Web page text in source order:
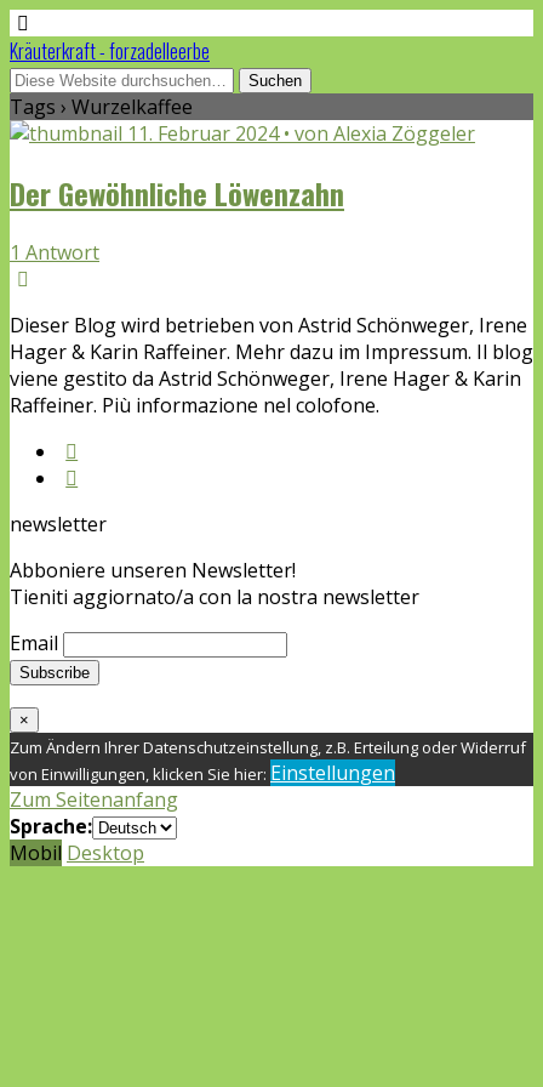
Kräuterkraft - forzadelleerbe
Tags › Wurzelkaffee
11. Februar 2024 • von Alexia Zöggeler
Der Gewöhnliche Löwenzahn
1 Antwort
Dieser Blog wird betrieben von Astrid Schönweger, Irene
Hager & Karin Raffeiner. Mehr dazu im Impressum. Il blog
viene gestito da Astrid Schönweger, Irene Hager & Karin
Raffeiner. Più informazione nel colofone.
newsletter
Abboniere unseren Newsletter!
Tieniti aggiornato/a con la nostra newsletter
Email
×
Zum Ändern Ihrer Datenschutzeinstellung, z.B. Erteilung oder Widerruf
von Einwilligungen, klicken Sie hier: Einstellungen
Zum Seitenanfang
Sprache:
Mobil Desktop